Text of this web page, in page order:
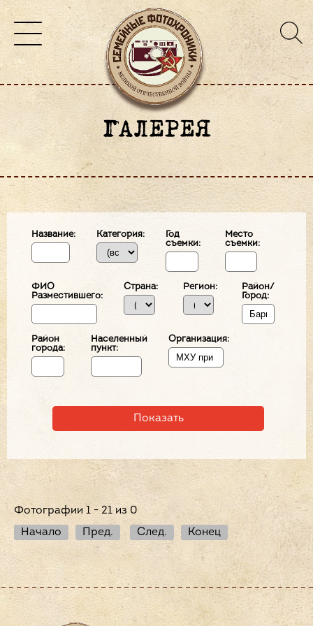
ГАЛЕРЕЯ
Название: Категория:
Год
съемки:
Место
съемки:
ФИО
Разместившего:
Страна: Регион:
Район/
Город:
Район
города:
Населенный
пункт:
Организация:
Фотографии 1 - 21 из 0
Начало
Пред. След. Конец